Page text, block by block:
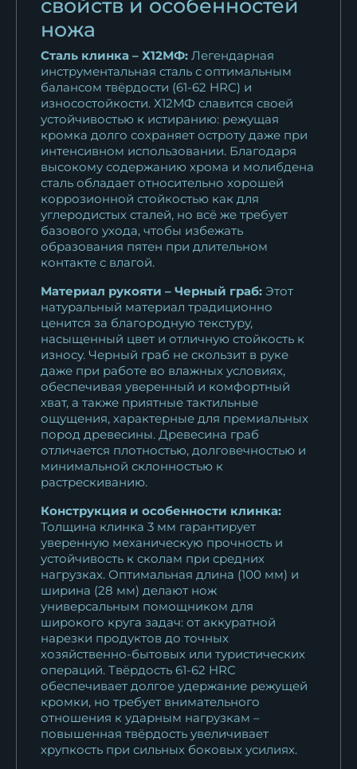
свойств и особенностей
ножа
Сталь клинка – Х12МФ: Легендарная
инструментальная сталь с оптимальным
балансом твёрдости (61-62 HRC) и
износостойкости. Х12МФ славится своей
устойчивостью к истиранию: режущая
кромка долго сохраняет остроту даже при
интенсивном использовании. Благодаря
высокому содержанию хрома и молибдена
сталь обладает относительно хорошей
коррозионной стойкостью как для
углеродистых сталей, но всё же требует
базового ухода, чтобы избежать
образования пятен при длительном
контакте с влагой.
Материал рукояти – Черный граб: Этот
натуральный материал традиционно
ценится за благородную текстуру,
насыщенный цвет и отличную стойкость к
износу. Черный граб не скользит в руке
даже при работе во влажных условиях,
обеспечивая уверенный и комфортный
хват, а также приятные тактильные
ощущения, характерные для премиальных
пород древесины. Древесина граб
отличается плотностью, долговечностью и
минимальной склонностью к
растрескиванию.
Конструкция и особенности клинка:
Толщина клинка 3 мм гарантирует
уверенную механическую прочность и
устойчивость к сколам при средних
нагрузках. Оптимальная длина (100 мм) и
ширина (28 мм) делают нож
универсальным помощником для
широкого круга задач: от аккуратной
нарезки продуктов до точных
хозяйственно-бытовых или туристических
операций. Твёрдость 61-62 HRC
обеспечивает долгое удержание режущей
кромки, но требует внимательного
отношения к ударным нагрузкам –
повышенная твёрдость увеличивает
хрупкость при сильных боковых усилиях.